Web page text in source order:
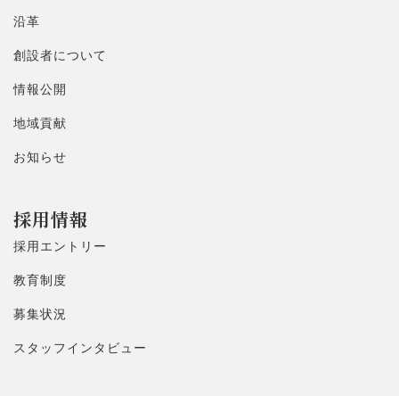
沿革
創設者について
情報公開
地域貢献
お知らせ
採用情報
採用エントリー
教育制度
募集状況
スタッフインタビュー